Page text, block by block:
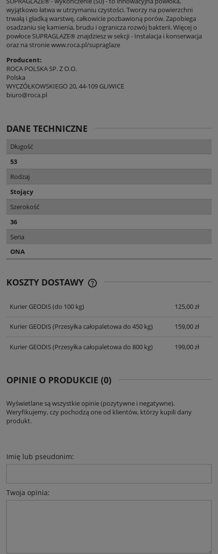
wyjątkowo łatwa w utrzymaniu czystości. Tworzy na powierzchni
trwałą i gładką warstwę, całkowicie pozbawioną porów. Zapobiega
osadzaniu się kamienia, brudu i ogranicza rozwój bakterii. Więcej o
powłoce SUPRAGLAZE® znajdziesz w sekcji - Instalacja i konserwacja
oraz na stronie www.roca.pl/supraglaze
Producent:
ROCA POLSKA SP. Z O.O.
Polska
WYCZÓŁKOWSKIEGO 20, 44-109 GLIWICE
biuro@roca.pl
DANE TECHNICZNE
Długość
53
Rodzaj
Stojący
Szerokość
36
Seria
ONA
KOSZTY DOSTAWY
Kurier GEODIS(do 100 kg) 125,00 zł
Kurier GEODIS(Przesyłka całopaletowa do 450 kg) 159,00 zł
Kurier GEODIS(Przesyłka całopaletowa do 800 kg) 199,00 zł
OPINIE O PRODUKCIE (0)
Wyświetlane są wszystkie opinie (pozytywne i negatywne).
Weryfikujemy, czy pochodzą one od klientów, którzy kupili dany
produkt.
Imię lub pseudonim:
Twoja opinia: